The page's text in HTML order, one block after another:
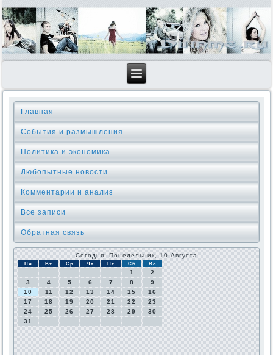
Главная
События и размышления
Политика и экономика
Любопытные новости
Комментарии и анализ
Все записи
Обратная связь
Сегодня: Понедельник, 10 Августа
Пн Вт Ср Чт Пт Сб Вс
1
2
3
4 5 6 7 8
9
10
11 12 13 14 15
16
17
18 19 20 21 22
23
24
25 26 27 28 29
30
31